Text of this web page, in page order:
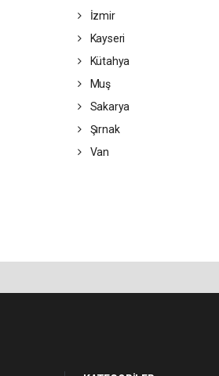
İzmir
Kayseri
Kütahya
Muş
Sakarya
Şırnak
Van